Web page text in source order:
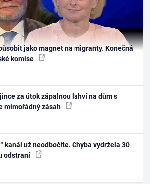
jako magnet na migranty. Konečná
komise
za útok zápalnou lahví na dům s
mimořádný zásah
kanál už neodbočíte. Chyba vydržela 30
odstraní